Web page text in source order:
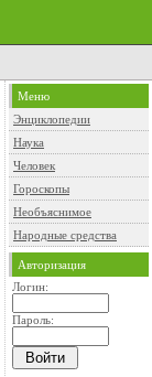
Меню
Энциклопедии
Наука
Человек
Гороскопы
Необъяснимое
Народные средства
Авторизация
Логин:
Пароль: